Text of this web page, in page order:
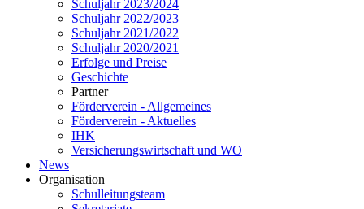
Schuljahr 2023/2024
Schuljahr 2022/2023
Schuljahr 2021/2022
Schuljahr 2020/2021
Erfolge und Preise
Geschichte
Partner
Förderverein - Allgemeines
Förderverein - Aktuelles
IHK
Versicherungswirtschaft und WO
News
Organisation
Schulleitungsteam